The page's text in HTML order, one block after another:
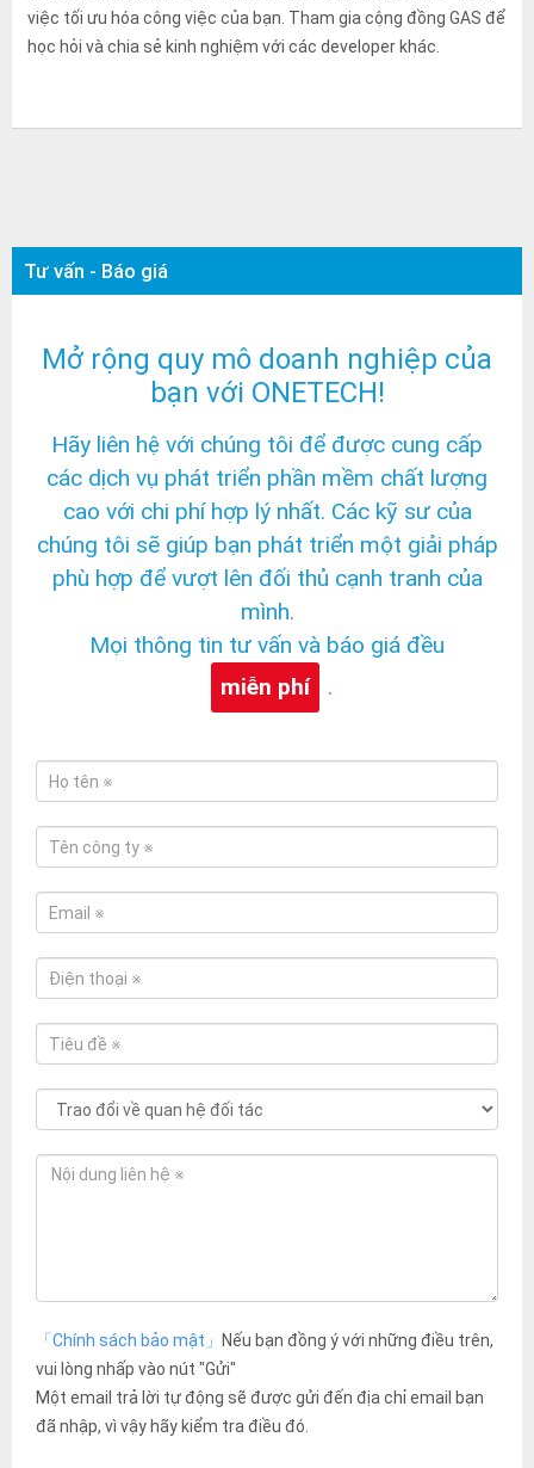
việc tối ưu hóa công việc của bạn. Tham gia cộng đồng GAS để
học hỏi và chia sẻ kinh nghiệm với các developer khác.
Tư vấn - Báo giá
Mở rộng quy mô doanh nghiệp của
bạn với ONETECH!
Hãy liên hệ với chúng tôi để được cung cấp
các dịch vụ phát triển phần mềm chất lượng
cao với chi phí hợp lý nhất. Các kỹ sư của
chúng tôi sẽ giúp bạn phát triển một giải pháp
phù hợp để vượt lên đối thủ cạnh tranh của
mình.
Mọi thông tin tư vấn và báo giá đều
miễn phí
.
「Chính sách bảo mật」
Nếu bạn đồng ý với những điều trên,
vui lòng nhấp vào nút "Gửi"
Một email trả lời tự động sẽ được gửi đến địa chỉ email bạn
đã nhập, vì vậy hãy kiểm tra điều đó.